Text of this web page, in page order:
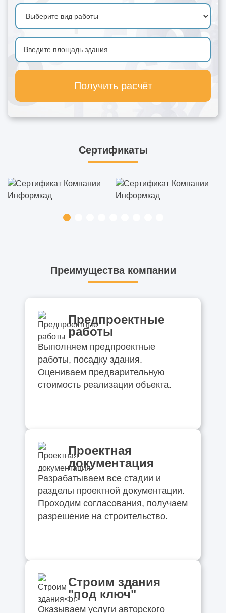
Получить расчёт
Сертификаты
Преимущества компании
Предпроектные
работы
Выполняем предпроектные
работы, посадку здания.
Оцениваем предварительную
стоимость реализации объекта.
Проектная
документация
Разрабатываем все стадии и
разделы проектной документации.
Проходим согласования, получаем
разрешение на строительство.
Строим здания
"под ключ"
Оказываем услуги авторского